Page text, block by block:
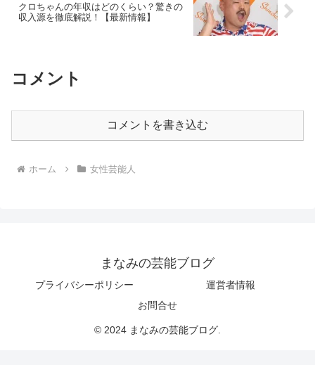
クロちゃんの年収はどのくらい？驚きの
収入源を徹底解説！【最新情報】
コメント
コメントを書き込む
ホーム 女性芸能人
まなみの芸能ブログ
プライバシーポリシー
運営者情報
お問合せ
© 2024 まなみの芸能ブログ.